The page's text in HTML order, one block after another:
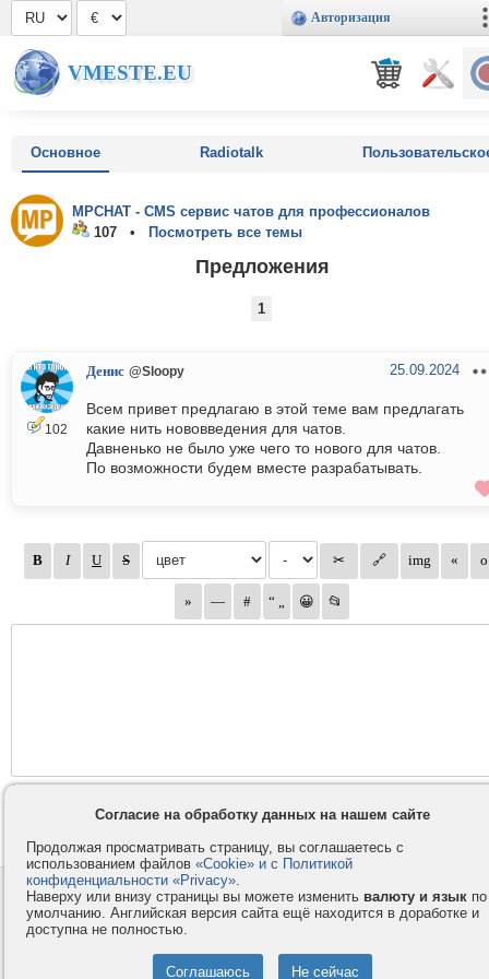
Авторизация
VMESTE.EU
Основное Radiotalk
MPCHAT - CMS сервис чатов для профессионалов
107 •
Посмотреть все темы
Предложения
1
102
Денис @Sloopy 25.09.2024
Всем привет предлагаю в этой теме вам предлагать
какие нить нововведения для чатов.
Давненько не было уже чего то нового для чатов.
По возможности будем вместе разрабатывать.
Контакты
Компания
Privacy и Cookie
Правила и условия
Форумы
Согласие на обработку данных на нашем сайте
Продолжая просматривать страницу, вы соглашаетесь с
использованием файлов «Cookie» и с Политикой
конфиденциальности «Privacy».
Наверху или внизу страницы вы можете изменить валюту и язык по
умолчанию. Английская версия сайта ещё находится в доработке и
доступна не полностью.